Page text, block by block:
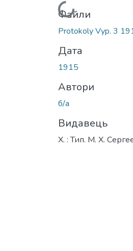
Вантажиться...
Файли
Protokoly Vyp. 3
Дата
1915
Автори
б/а
Видавець
Х. : Тип. М. Х.